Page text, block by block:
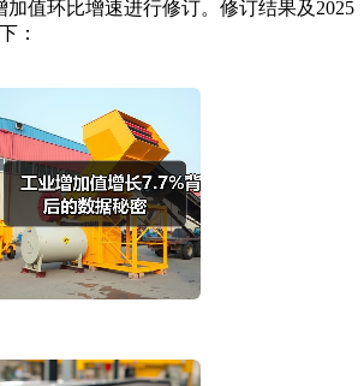
加值环比增速进行修订。修订结果及2025
：